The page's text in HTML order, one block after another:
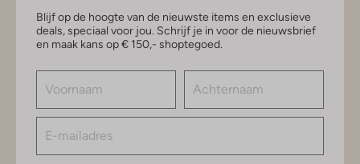
Blijf op de hoogte van de nieuwste items en exclusieve
deals, speciaal voor jou. Schrijf je in voor de nieuwsbrief
en maak kans op € 150,- shoptegoed.